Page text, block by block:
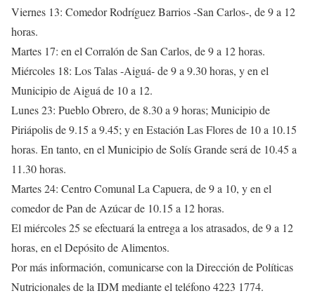
Viernes 13: Comedor Rodríguez Barrios -San Carlos-, de 9 a 12
horas.
Martes 17: en el Corralón de San Carlos, de 9 a 12 horas.
Miércoles 18: Los Talas -Aiguá- de 9 a 9.30 horas, y en el
Municipio de Aiguá de 10 a 12.
Lunes 23: Pueblo Obrero, de 8.30 a 9 horas; Municipio de
Piriápolis de 9.15 a 9.45; y en Estación Las Flores de 10 a 10.15
horas. En tanto, en el Municipio de Solís Grande será de 10.45 a
11.30 horas.
Martes 24: Centro Comunal La Capuera, de 9 a 10, y en el
comedor de Pan de Azúcar de 10.15 a 12 horas.
El miércoles 25 se efectuará la entrega a los atrasados, de 9 a 12
horas, en el Depósito de Alimentos.
Por más información, comunicarse con la Dirección de Políticas
Nutricionales de la IDM mediante el teléfono 4223 1774.